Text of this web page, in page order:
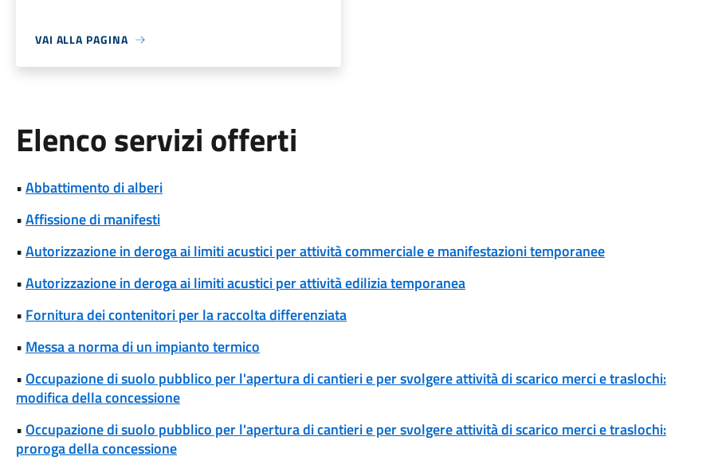
VAI ALLA PAGINA
Elenco servizi offerti
•Abbattimento di alberi
•Affissione di manifesti
•Autorizzazione in deroga ai limiti acustici per attività commerciale e manifestazioni temporanee
•Autorizzazione in deroga ai limiti acustici per attività edilizia temporanea
• Fornitura dei contenitori per la raccolta differenziata
• Messa a norma di un impianto termico
•Occupazione di suolo pubblico per l'apertura di cantieri e per svolgere attività di scarico merci e traslochi:
modifica della concessione
•Occupazione di suolo pubblico per l'apertura di cantieri e per svolgere attività di scarico merci e traslochi:
proroga della concessione